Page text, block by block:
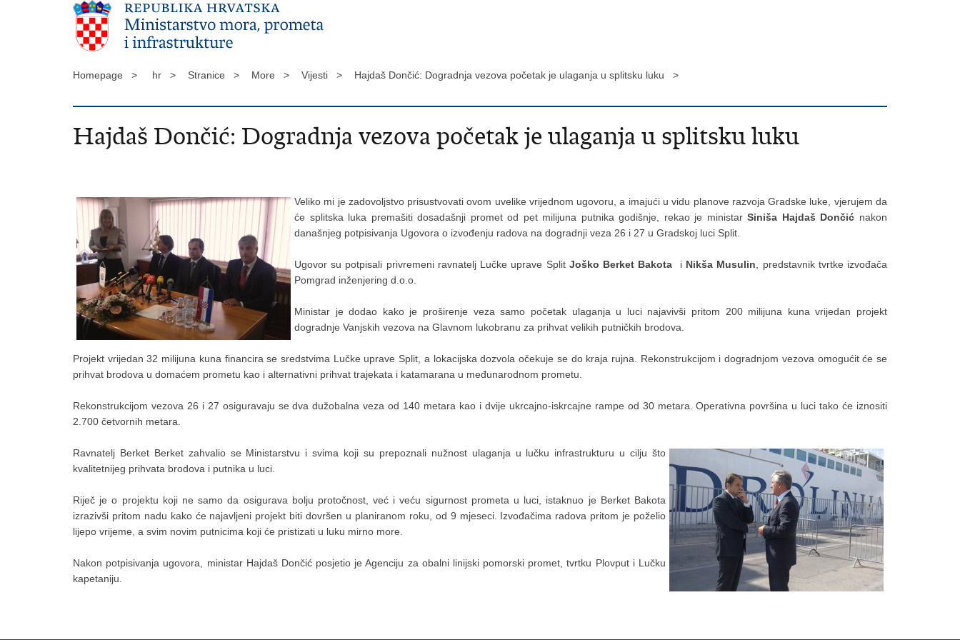
Homepage > hr > Stranice > More > Vijesti > Hajdaš Dončić: Dogradnja vezova početak je ulaganja u splitsku luku >
Hajdaš Dončić: Dogradnja vezova početak je ulaganja u splitsku luku
Veliko mi je zadovoljstvo prisustvovati ovom uvelike vrijednom ugovoru, a imajući u vidu planove razvoja Gradske luke, vjerujem da
će splitska luka premašiti dosadašnji promet od pet milijuna putnika godišnje, rekao je ministarSiniša Hajdaš Dončić nakon
današnjeg potpisivanja Ugovora o izvođenju radova na dogradnji veza 26 i 27 u Gradskoj luci Split.
Ugovor su potpisali privremeni ravnatelj Lučke uprave Split Joško Berket Bakota i Nikša Musulin , predstavnik tvrtke izvođača
Pomgrad inženjering d.o.o.
Ministar je dodao kako je proširenje veza samo početak ulaganja u luci najavivši pritom 200 milijuna kuna vrijedan projekt
dogradnje Vanjskih vezova na Glavnom lukobranu za prihvat velikih putničkih brodova.
Projekt vrijedan 32 milijuna kuna financira se sredstvima Lučke uprave Split, a lokacijska dozvola očekuje se do kraja rujna. Rekonstrukcijom i dogradnjom vezova omogućit će se
prihvat brodova u domaćem prometu kao i alternativni prihvat trajekata i katamarana u međunarodnom prometu.
Rekonstrukcijom vezova 26 i 27 osiguravaju se dva dužobalna veza od 140 metara kao i dvije ukrcajno-iskrcajne rampe od 30 metara. Operativna površina u luci tako će iznositi
2.700 četvornih metara.
Ravnatelj Berket Berket zahvalio se Ministarstvu i svima koji su prepoznali nužnost ulaganja u lučku infrastrukturu u cilju što
kvalitetnijeg prihvata brodova i putnika u luci.
Riječ je o projektu koji ne samo da osigurava bolju protočnost, već i veću sigurnost prometa u luci, istaknuo je Berket Bakota
izrazivši pritom nadu kako će najavljeni projekt biti dovršen u planiranom roku, od 9 mjeseci. Izvođačima radova pritom je poželio
lijepo vrijeme, a svim novim putnicima koji će pristizati u luku mirno more.
Nakon potpisivanja ugovora, ministar Hajdaš Dončić posjetio je Agenciju za obalni linijski pomorski promet, tvrtku Plovput i Lučku
kapetaniju.